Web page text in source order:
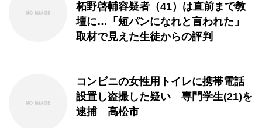
柘野啓輔容疑者（41）は直前まで教
壇に…「短パンになれと言われた」
取材で見えた生徒からの評判
コンビニの女性用トイレに携帯電話
設置し盗撮した疑い 専門学生(21)を
逮捕 高松市